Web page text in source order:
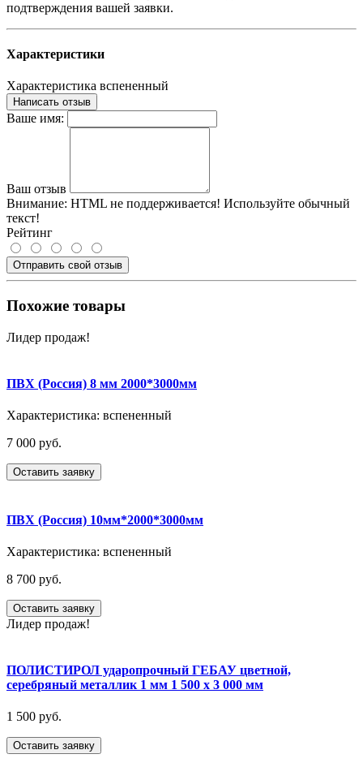
подтверждения вашей заявки.
Характеристики
Характеристика вспененный
Написать отзыв
Ваше имя:
Ваш отзыв
Внимание: HTML не поддерживается! Используйте обычный
текст!
Рейтинг
Отправить свой отзыв
Похожие товары
Лидер продаж!
ПВХ (Россия) 8 мм 2000*3000мм
Характеристика: вспененный
7 000 руб.
Оставить заявку
ПВХ (Россия) 10мм*2000*3000мм
Характеристика: вспененный
8 700 руб.
Оставить заявку
Лидер продаж!
ПОЛИСТИРОЛ ударопрочный ГЕБАУ цветной,
серебряный металлик 1 мм 1 500 x 3 000 мм
1 500 руб.
Оставить заявку